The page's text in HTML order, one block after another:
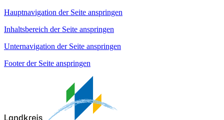
Hauptnavigation der Seite anspringen
Inhaltsbereich der Seite anspringen
Unternavigation der Seite anspringen
Footer der Seite anspringen